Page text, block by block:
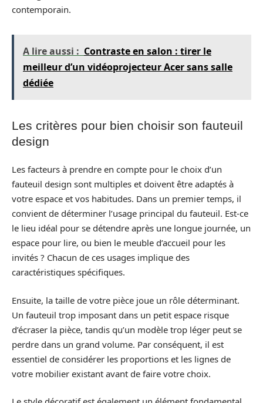
contemporain.
A lire aussi : Contraste en salon : tirer le
meilleur d’un vidéoprojecteur Acer sans salle
dédiée
Les critères pour bien choisir son fauteuil
design
Les facteurs à prendre en compte pour le choix d’un
fauteuil design sont multiples et doivent être adaptés à
votre espace et vos habitudes. Dans un premier temps, il
convient de déterminer l’usage principal du fauteuil. Est-ce
le lieu idéal pour se détendre après une longue journée, un
espace pour lire, ou bien le meuble d’accueil pour les
invités ? Chacun de ces usages implique des
caractéristiques spécifiques.
Ensuite, la taille de votre pièce joue un rôle déterminant.
Un fauteuil trop imposant dans un petit espace risque
d’écraser la pièce, tandis qu’un modèle trop léger peut se
perdre dans un grand volume. Par conséquent, il est
essentiel de considérer les proportions et les lignes de
votre mobilier existant avant de faire votre choix.